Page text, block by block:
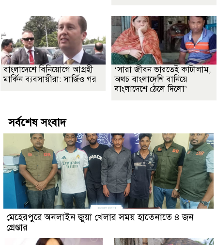
বাংলাদেশে বিনিয়োগে আগ্রহী
মার্কিন ব্যবসায়ীরা: সার্জিও গর
‘সারা জীবন ভারতেই কাটালাম,
অথচ বাংলাদেশি বানিয়ে
বাংলাদেশে ঠেলে দিলো’
সর্বশেষ সংবাদ
মেহেরপুরে অনলাইন জুয়া খেলার সময় হাতেনাতে ৪ জন
গ্রেপ্তার